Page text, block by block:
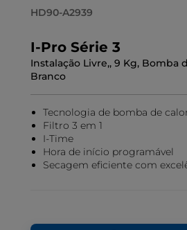
HD90-A2939
I-Pro Série 3
Instalação Livre,, 9 Kg, Bomba
Branco
Tecnologia de bomba de
Filtro 3 em 1
I-Time
Hora de início programável
Secagem eficiente com